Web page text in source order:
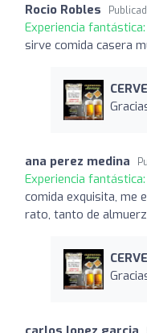
Rocio Robles
Experiencia fantástica:
sirve comida casera
ana perez medina
Experiencia fantástica:
comida exquisita, me
rato, tanto de